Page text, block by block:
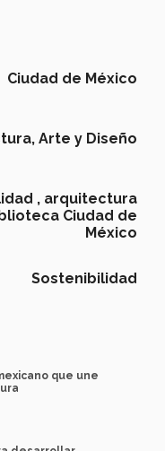
Ciudad de México
Arte y Diseño
, arquitectura
Ciudad de
México
Sostenibilidad
que une